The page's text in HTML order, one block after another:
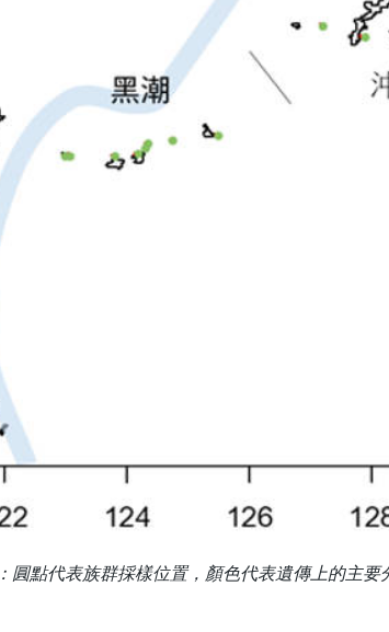
圓點代表族群採樣位置，顏色代表遺傳上的主要